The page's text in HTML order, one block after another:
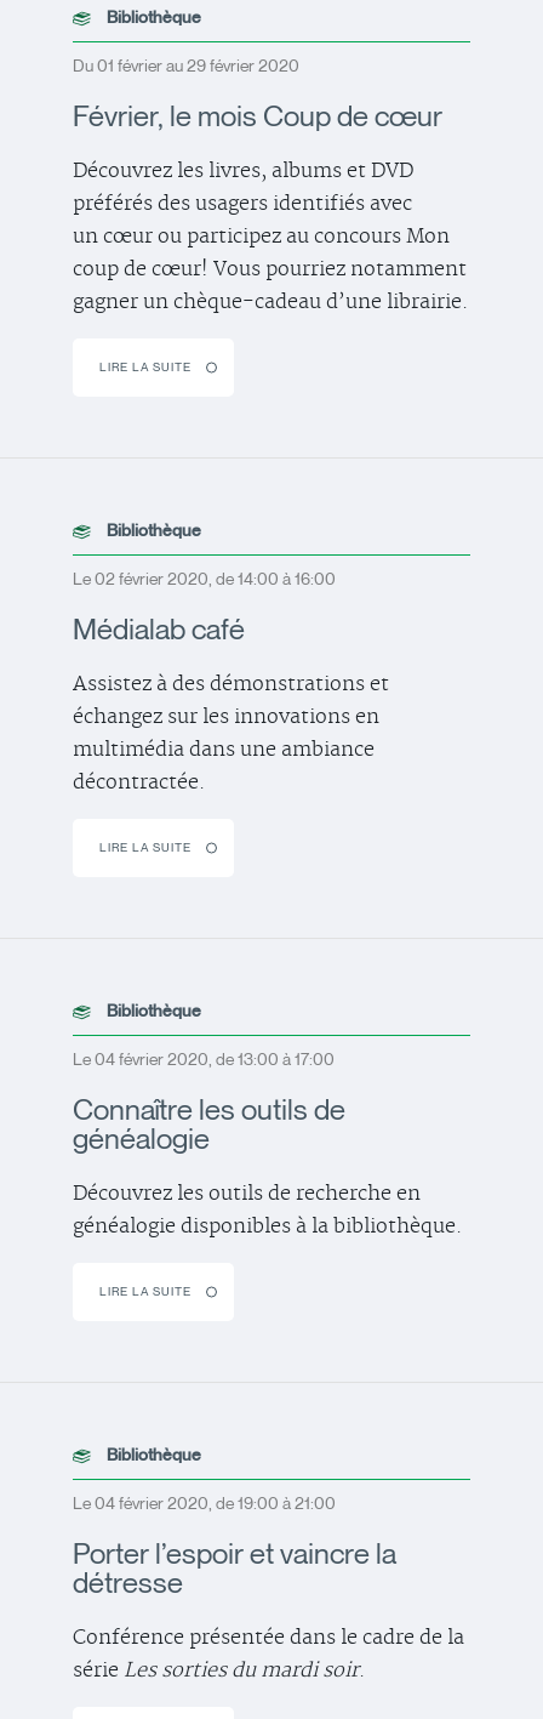
Bibliothèque
Du 01 février au 29 février 2020
Février, le mois Coup de cœur
Découvrez les livres, albums et DVD
préférés des usagers identifiés avec
un cœur ou participez au concours Mon
coup de cœur! Vous pourriez notamment
gagner un chèque-cadeau d’une librairie.
LIRE LA SUITE
Bibliothèque
Le 02 février 2020, de 14:00 à 16:00
Médialab café
Assistez à des démonstrations et
échangez sur les innovations en
multimédia dans une ambiance
décontractée.
LIRE LA SUITE
Bibliothèque
Le 04 février 2020, de 13:00 à 17:00
Connaître les outils de
généalogie
Découvrez les outils de recherche en
généalogie disponibles à la bibliothèque.
LIRE LA SUITE
Bibliothèque
Le 04 février 2020, de 19:00 à 21:00
Porter l’espoir et vaincre la
détresse
Conférence présentée dans le cadre de la
série Les sorties du mardi soir.